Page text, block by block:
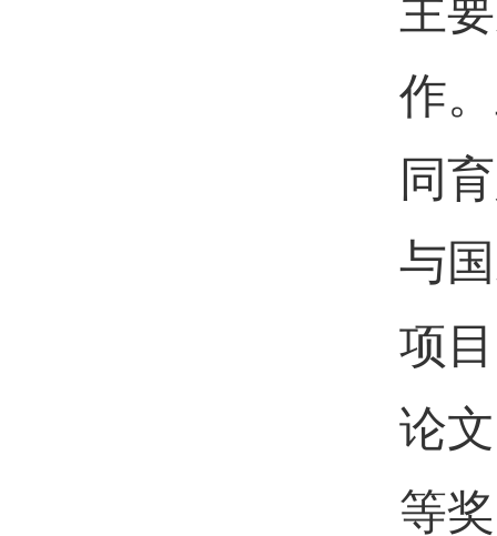
主
作
同
与
项目
论文
等奖